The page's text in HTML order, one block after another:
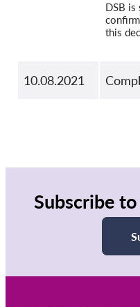
DSB is
this
10.08.2021
Subscribe